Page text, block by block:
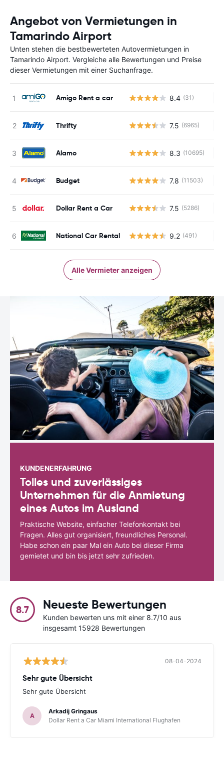
Angebot von Vermietungen in
Tamarindo Airport
Unten stehen die bestbewerteten Autovermietungen in
Tamarindo Airport. Vergleiche alle Bewertungen und Preise
dieser Vermietungen mit einer Suchanfrage.
Amigo Rent a car 8.4 (31)
Thrifty 7.5 (6965)
Alamo 8.3 (10695)
Budget 7.8 (11503)
Dollar Rent a Car 7.5 (5286)
National Car Rental 9.2 (491)
Alle Vermieter anzeigen
KUNDENERFAHRUNG
Tolles und zuverlässiges
Unternehmen für die Anmietung
eines Autos im Ausland
Praktische Website, einfacher Telefonkontakt bei
Fragen. Alles gut organisiert, freundliches Personal.
Habe schon ein paar Mal ein Auto bei dieser Firma
gemietet und bin bis jetzt sehr zufrieden.
8.7 Neueste Bewertungen
Kunden bewerten uns mit einer 8.7/10 aus
insgesamt 15928 Bewertungen
08-04-2024
Sehr gute Übersicht
Sehr gute Übersicht
A
Arkadij Gringaus
Dollar Rent a Car Miami International Flughafen